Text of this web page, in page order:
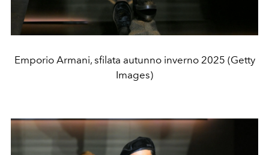
Emporio Armani, sfilata autunno inverno 2025 (Getty
Images)